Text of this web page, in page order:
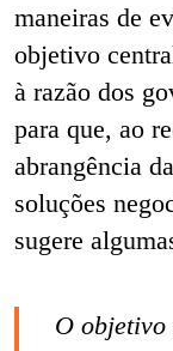
maneiras de
objetivo
à razão dos
para que, ao
abrangência
soluções
sugere
O objetivo